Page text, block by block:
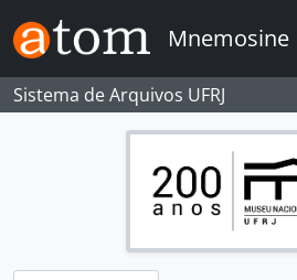
Skip to main content
Mnemosine
Sistema de Arquivos UFRJ